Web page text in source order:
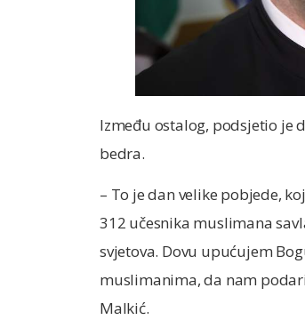
Između ostalog, podsjetio je
bedra.
– To je dan velike pobjede,
312 učesnika muslimana
svjetova. Dovu upućujem
muslimanima, da nam
Malkić.